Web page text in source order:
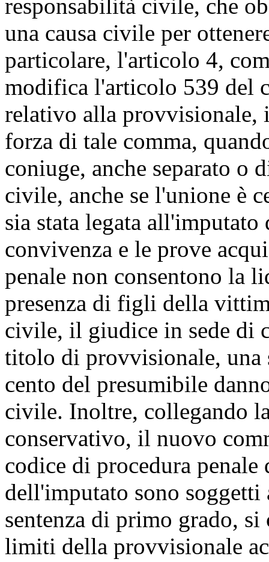
responsabilità civile, che
una causa civile per
particolare, l'articolo 4,
modifica l'articolo 539 del
relativo alla provvisionale,
forza di tale comma,
coniuge, anche separato o
civile, anche se l'unione è
sia stata legata
convivenza e le prove
penale non consentono la
presenza di figli della
civile, il giudice in sede di
titolo di provvisionale, una
cento del presumibile
civile. Inoltre, collegando
conservativo, il nuovo
codice di procedura penale
dell'imputato sono soggetti
sentenza di primo grado,
limiti della provvisionale